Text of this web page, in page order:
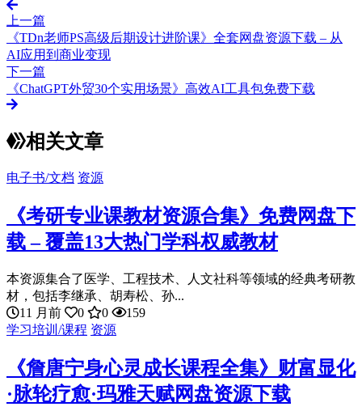
上一篇
《TDn老师PS高级后期设计进阶课》全套网盘资源下载 – 从
AI应用到商业变现
下一篇
《ChatGPT外贸30个实用场景》高效AI工具包免费下载
相关文章
电子书/文档 资源
《考研专业课教材资源合集》免费网盘下
载 – 覆盖13大热门学科权威教材
本资源集合了医学、工程技术、人文社科等领域的经典考研教
材，包括李继承、胡寿松、孙...
11 月前
0 0
159
学习培训/课程 资源
《詹唐宁身心灵成长课程全集》财富显化
·脉轮疗愈·玛雅天赋网盘资源下载